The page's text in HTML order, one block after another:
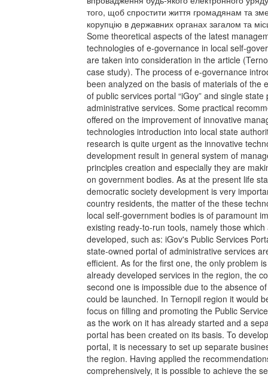
того, щоб спростити життя громадянам та
корупцію в державних органах загалом та
Some theoretical aspects of the latest
technologies of e-governance in local self-
are taken into consideration in the article
case study). The process of e-governance
been analyzed on the basis of materials of the
of public services portal “iGoy” and single state
administrative services. Some practical
offered on the improvement of innovative
technologies introduction into local state
research is quite urgent as the innovative
development result in general system of
principles creation and especially they are
on government bodies. As at the present life
democratic society development is very
country residents, the matter of the these
local self-government bodies is of paramount
existing ready-to-run tools, namely those
developed, such as: iGov's Public Services
state-owned portal of administrative services
efficient. As for the first one, the only problem
already developed services in the region, the
second one is impossible due to the absence
could be launched. In Ternopil region it would
focus on filling and promoting the Public
as the work on it has already started and a
portal has been created on its basis. To
portal, it is necessary to set up separate
the region. Having applied the
comprehensively, it is possible to achieve the